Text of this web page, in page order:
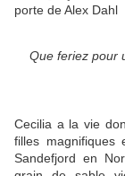
Que feriez pour
Cecilia a la vie
filles
Sandefjord en